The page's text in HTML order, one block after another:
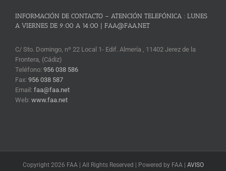
INFORMACIÓN DE CONTACTO – ATENCIÓN TELEFÓNICA : LUNES
A VIERNES DE 9:00 A 14:00 | FAA@FAA.NET
C/ Sto. Domingo, nº 22 Local 1- Edif. Almería , 11402 Jerez de la
Frontera, (Cádiz)
Teléfono: 956 038 586
Fax: 956 038 587
Email: faa@faa.net
Web: www.faa.net
Copyright 2026 FAA | All Rights Reserved | Powered by FAA | AVISO